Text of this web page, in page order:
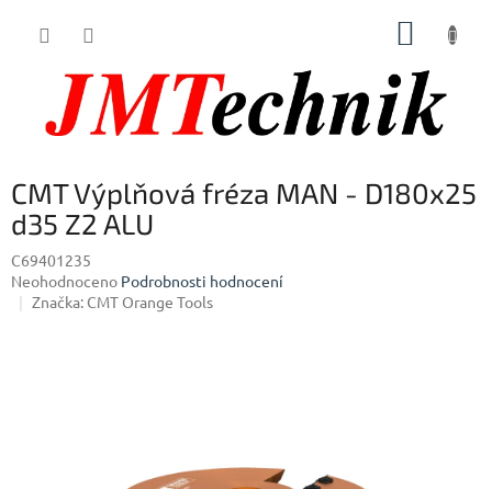
CMT Výplňová fréza MAN - D180x25
d35 Z2 ALU
C69401235
Průměrné
hodnocení
Neohodnoceno Podrobnosti hodnocení
Značka: CMT Orange Tools